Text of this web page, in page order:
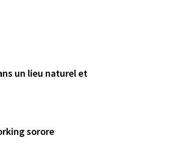
un lieu naturel et
sorore